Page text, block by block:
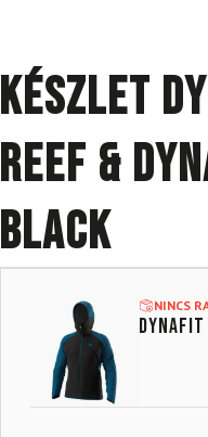
Készlet
Reef &
Black
NINCS